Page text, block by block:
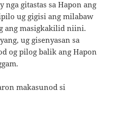
nga gitastas sa Hapon ang
ug gigisi ang milabaw
ang masigkakilid niini.
ug gisenyasan sa
og pilog balik ang Hapon
makasunod si